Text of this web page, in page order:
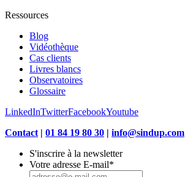
Ressources
Blog
Vidéothèque
Cas clients
Livres blancs
Observatoires
Glossaire
LinkedInTwitterFacebookYoutube
Contact | 01 84 19 80 30 | info@sindup.com
S'inscrire à la newsletter
Votre adresse E-mail*